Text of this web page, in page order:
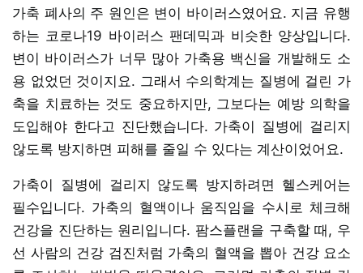
가축 폐사의 주 원인은 변이 바이러스였어요. 지금 유행
하는 코로나19 바이러스 팬데믹과 비슷한 양상입니다.
변이 바이러스가 너무 많아 가축용 백신을 개발해도 소
용 없었던 것이지요. 그래서 수의학계는 질병에 걸린 가
축을 치료하는 것도 중요하지만, 그보다는 예방 의학을
도입해야 한다고 진단했습니다. 가축이 질병에 걸리지
않도록 방지하면 피해를 줄일 수 있다는 계산이었어요.
가축이 질병에 걸리지 않도록 방지하려면 헬스케어는
필수입니다. 가축의 혈액이나 움직임을 수시로 체크해
건강을 진단하는 원리입니다. 팜스플랜을 구축할 때, 우
선 사람의 건강 검진처럼 가축의 혈액을 뽑아 건강 요소